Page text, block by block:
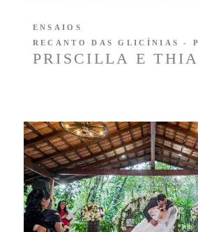
PRISCILLA E
ENSAIOS
RECANTO DAS GLICÍNIAS -